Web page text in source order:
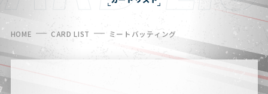
HOME CARD LIST ミートバッティング